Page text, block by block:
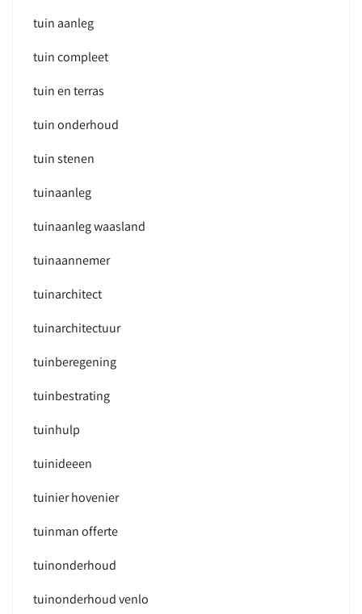
tuin aanleg
tuin compleet
tuin en terras
tuin onderhoud
tuin stenen
tuinaanleg
tuinaanleg waasland
tuinaannemer
tuinarchitect
tuinarchitectuur
tuinberegening
tuinbestrating
tuinhulp
tuinideeen
tuinier hovenier
tuinman offerte
tuinonderhoud
tuinonderhoud venlo